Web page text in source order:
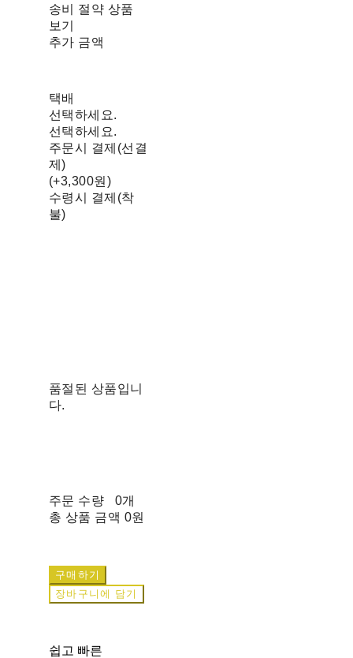
송비 절약 상품
보기
추가 금액
택배
선택하세요.
선택하세요.
주문시 결제(선결
제)
(+3,300원)
수령시 결제(착
불)
품절된 상품입니
다.
주문 수량
0개
총 상품 금액 0원
구매하기
장바구니에 담기
쉽고 빠른